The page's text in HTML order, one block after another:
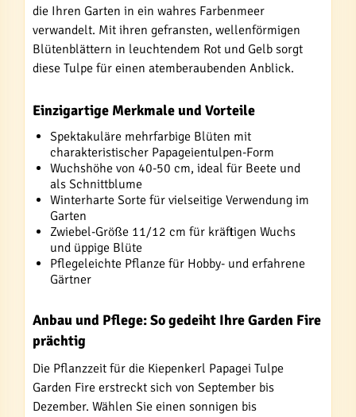
die Ihren Garten in ein wahres Farbenmeer
verwandelt. Mit ihren gefransten, wellenförmigen
Blütenblättern in leuchtendem Rot und Gelb sorgt
diese Tulpe für einen atemberaubenden Anblick.
Einzigartige Merkmale und Vorteile
Spektakuläre mehrfarbige Blüten mit
charakteristischer Papageientulpen-Form
Wuchshöhe von 40-50 cm, ideal für Beete und
als Schnittblume
Winterharte Sorte für vielseitige Verwendung im
Garten
Zwiebel-Größe 11/12 cm für kräftigen Wuchs
und üppige Blüte
Pflegeleichte Pflanze für Hobby- und erfahrene
Gärtner
Anbau und Pflege: So gedeiht Ihre Garden Fire
prächtig
Die Pflanzzeit für die Kiepenkerl Papagei Tulpe
Garden Fire erstreckt sich von September bis
Dezember. Wählen Sie einen sonnigen bis